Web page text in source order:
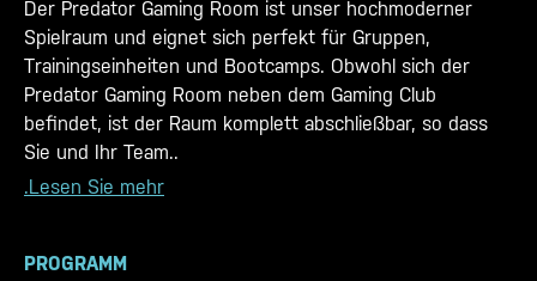
Der Predator Gaming Room ist unser hochmoderner
Spielraum und eignet sich perfekt für Gruppen,
Trainingseinheiten und Bootcamps. Obwohl sich der
Predator Gaming Room neben dem Gaming Club
befindet, ist der Raum komplett abschließbar, so dass
Sie und Ihr Team..
.Lesen Sie mehr
PROGRAMM